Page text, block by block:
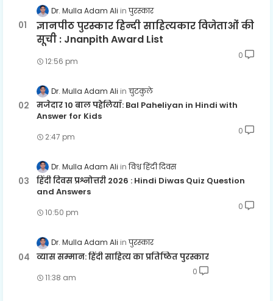
Dr. Mulla Adam Ali पुरस्कार
ज्ञानपीठ पुरस्कार हिन्दी साहित्यकार विजेताओं की
सूची : Jnanpith Award List
12:56 pm
0
Dr. Mulla Adam Ali चुटकुले
मजेदार 10 बाल पहेलियाँ: Bal Paheliyan in Hindi with
Answer for Kids
2:47 pm
0
Dr. Mulla Adam Ali विश्व हिंदी दिवस
हिंदी दिवस प्रश्नोत्तरी 2026 : Hindi Diwas Quiz Question
and Answers
10:50 pm
0
Dr. Mulla Adam Ali पुरस्कार
व्यास सम्मान: हिंदी साहित्य का प्रतिष्ठित पुरस्कार
11:38 am
0